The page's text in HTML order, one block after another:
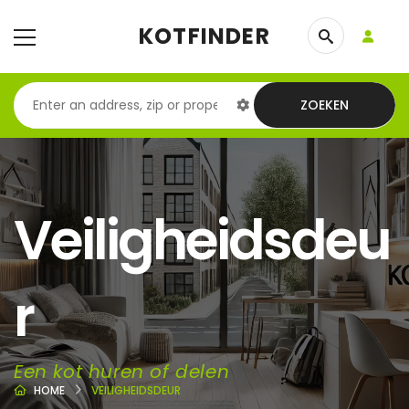
KOTFINDER
ZOEKEN
Veiligheidsdeu
r
Een kot huren of delen
HOME VEILIGHEIDSDEUR